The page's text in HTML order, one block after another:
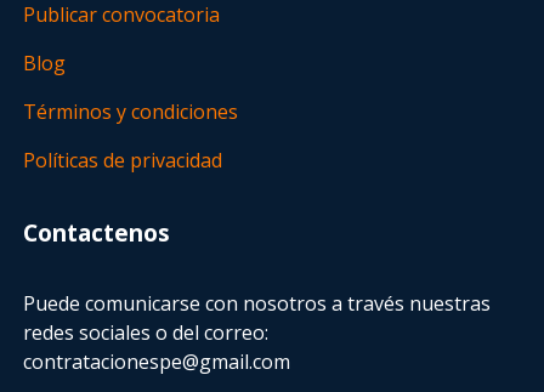
Publicar convocatoria
Blog
Términos y condiciones
Políticas de privacidad
Contactenos
Puede comunicarse con nosotros a través nuestras
redes sociales o del correo:
contratacionespe@gmail.com